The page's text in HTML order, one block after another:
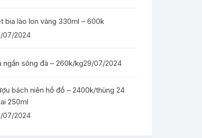
bia lào lon vàng 330ml – 600k
07/2024
ngần sông đà – 260k/kg29/07/2024
bách niên hồ đồ – 2400k/thùng 24
250ml
07/2024